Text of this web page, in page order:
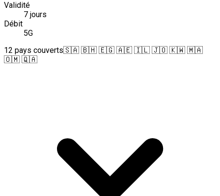
Validité
7 jours
Débit
5G
12 pays couverts🇸🇦 🇧🇭 🇪🇬 🇦🇪 🇮🇱 🇯🇴 🇰🇼 🇲🇦
🇴🇲 🇶🇦